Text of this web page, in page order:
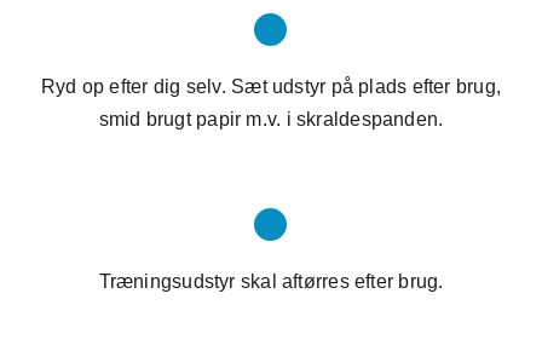
Ryd op efter dig selv. Sæt udstyr på plads efter brug,
smid brugt papir m.v. i skraldespanden.
Træningsudstyr skal aftørres efter brug.